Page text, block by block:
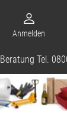
Anmelden
Beratung Tel.